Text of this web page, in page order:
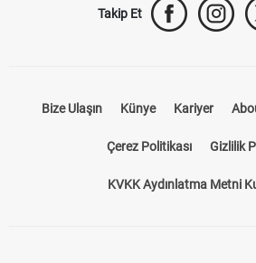
Takip Et
Bize Ulaşın Künye Kariyer
Çerez Politikası Gizlilik
KVKK Aydınlatma Metni